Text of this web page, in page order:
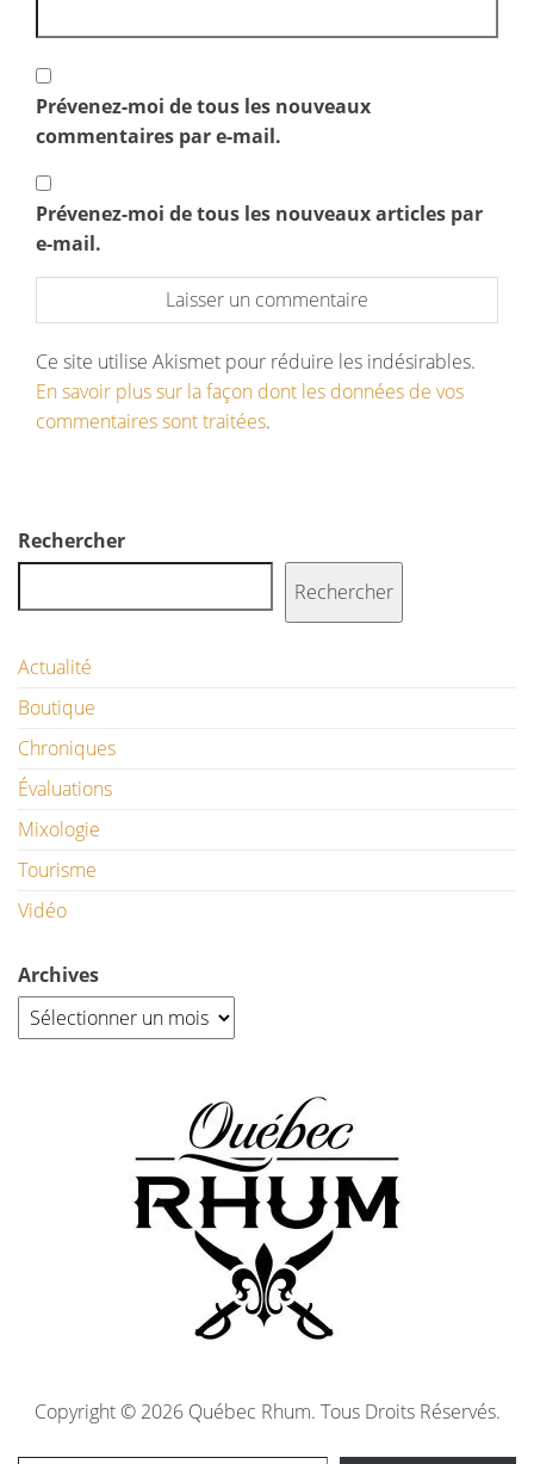
Prévenez-moi de tous les nouveaux
commentaires par e-mail.
Prévenez-moi de tous les nouveaux articles par
e-mail.
Ce site utilise Akismet pour réduire les indésirables.
En savoir plus sur la façon dont les données de vos
commentaires sont traitées.
Rechercher
Rechercher
Actualité
Boutique
Chroniques
Évaluations
Mixologie
Tourisme
Vidéo
Archives
Copyright © 2026 Québec Rhum. Tous Droits Réservés.